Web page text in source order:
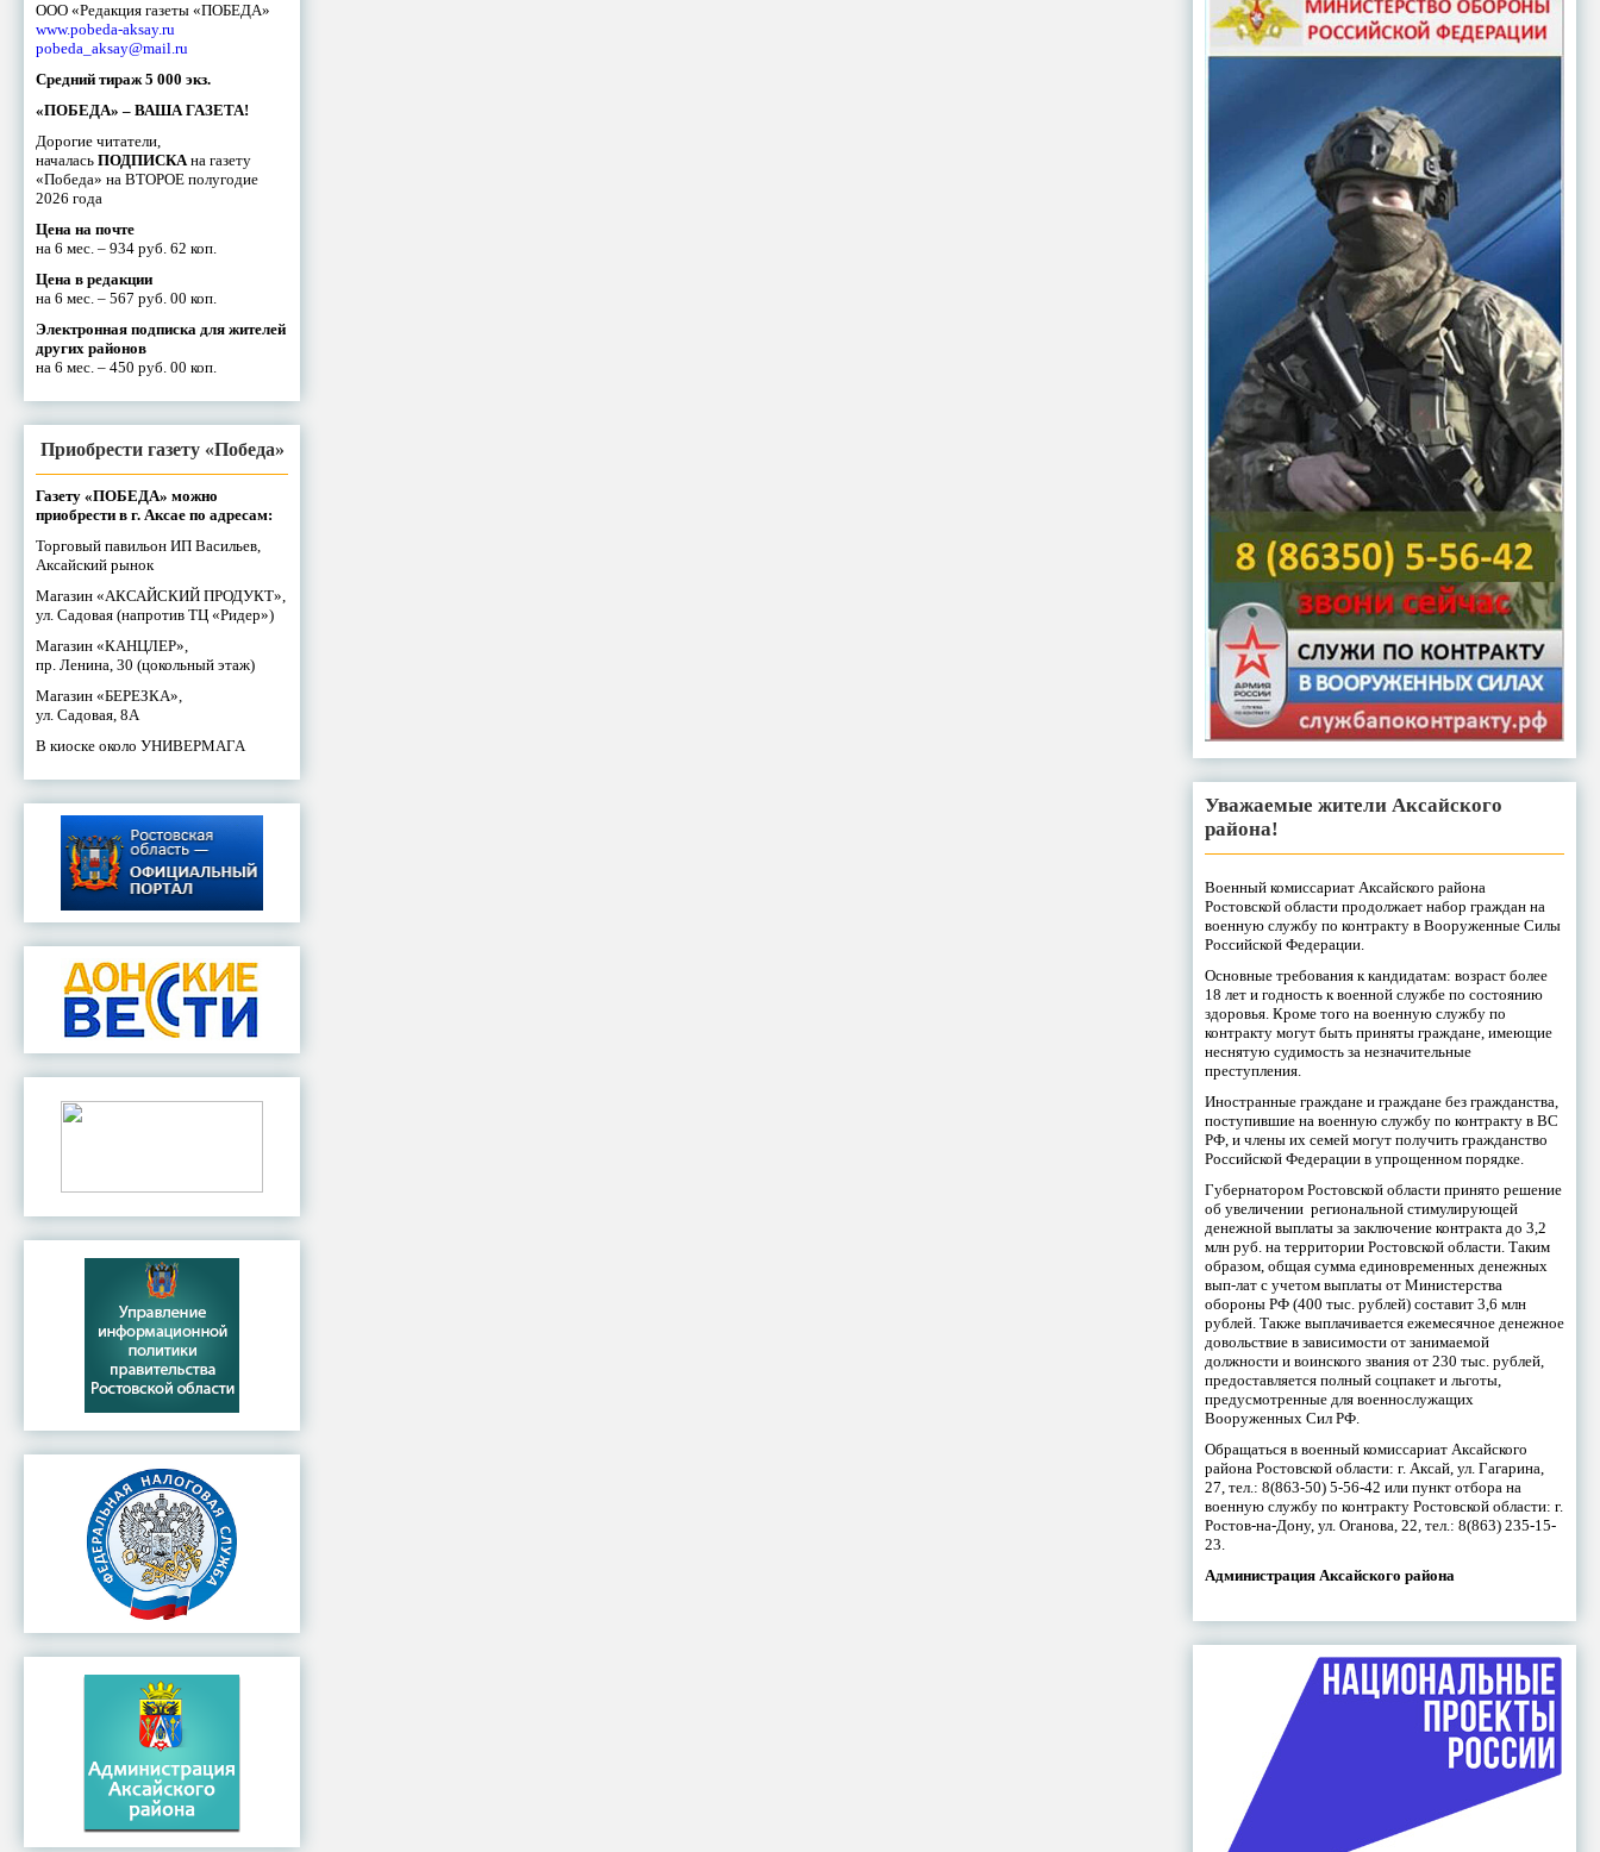
ООО «Редакция газеты «ПОБЕДА»
www.pobeda-aksay.ru
pobeda_aksay@mail.ru
Средний тираж 5 000 экз.
«ПОБЕДА» – ВАША ГАЗЕТА!
Дорогие читатели,
началась ПОДПИСКАна газету
«Победа» на ВТОРОЕ полугодие
2026 года
Цена на почте
на 6 мес. – 934 руб. 62 коп.
Цена в редакции
на 6 мес. – 567 руб. 00 коп.
Электронная подписка для жителей
других районов
на 6 мес. – 450 руб. 00 коп.
Приобрести газету «Победа»
Газету «ПОБЕДА» можно
приобрести в г. Аксае по адресам:
Торговый павильон ИП Васильев,
Аксайский рынок
Магазин «АКСАЙСКИЙ ПРОДУКТ»,
ул. Садовая (напротив ТЦ «Ридер»)
Магазин «КАНЦЛЕР»,
пр. Ленина, 30 (цокольный этаж)
Магазин «БЕРЕЗКА»,
ул. Садовая, 8А
В киоске около УНИВЕРМАГА
Уважаемые жители Аксайского
района!
Военный комиссариат Аксайского района
Ростовской области продолжает набор граждан на
военную службу по контракту в Вооруженные Силы
Российской Федерации.
Основные требования к кандидатам: возраст более
18 лет и годность к военной службе по состоянию
здоровья. Кроме того на военную службу по
контракту могут быть приняты граждане, имеющие
неснятую судимость за незначительные
преступления.
Иностранные граждане и граждане без гражданства,
поступившие на военную службу по контракту в ВС
РФ, и члены их семей могут получить гражданство
Российской Федерации в упрощенном порядке.
Губернатором Ростовской области принято решение
об увеличении региональной стимулирующей
денежной выплаты за заключение контракта до 3,2
млн руб. на территории Ростовской области. Таким
образом, общая сумма единовременных денежных
вып-лат с учетом выплаты от Министерства
обороны РФ (400 тыс. рублей) составит 3,6 млн
рублей. Также выплачивается ежемесячное денежное
довольствие в зависимости от занимаемой
должности и воинского звания от 230 тыс. рублей,
предоставляется полный соцпакет и льготы,
предусмотренные для военнослужащих
Вооруженных Сил РФ.
Обращаться в военный комиссариат Аксайского
района Ростовской области: г. Аксай, ул. Гагарина,
27, тел.: 8(863-50) 5-56-42 или пункт отбора на
военную службу по контракту Ростовской области: г.
Ростов-на-Дону, ул. Оганова, 22, тел.: 8(863) 235-15-
23.
Администрация Аксайского района